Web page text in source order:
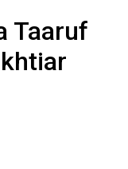
Taaruf